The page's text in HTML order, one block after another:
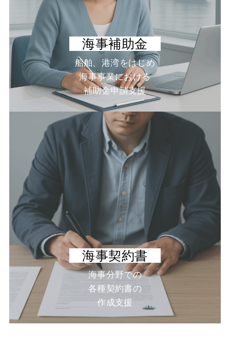
海事補助金
船舶、港湾をはじめ
海事事業における
補助金申請支援
海事契約書
海事分野での
各種契約書の
作成支援